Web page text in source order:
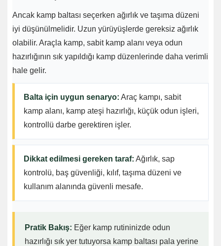
Ancak kamp baltası seçerken ağırlık ve taşıma düzeni
iyi düşünülmelidir. Uzun yürüyüşlerde gereksiz ağırlık
olabilir. Araçla kamp, sabit kamp alanı veya odun
hazırlığının sık yapıldığı kamp düzenlerinde daha verimli
hale gelir.
Balta için uygun senaryo: Araç kampı, sabit
kamp alanı, kamp ateşi hazırlığı, küçük odun işleri,
kontrollü darbe gerektiren işler.
Dikkat edilmesi gereken taraf: Ağırlık, sap
kontrolü, baş güvenliği, kılıf, taşıma düzeni ve
kullanım alanında güvenli mesafe.
Pratik Bakış: Eğer kamp rutininizde odun
hazırlığı sık yer tutuyorsa kamp baltası pala yerine